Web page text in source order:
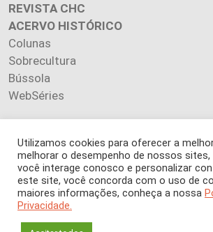
REVISTA CHC
ACERVO HISTÓRICO
Colunas
Sobrecultura
Bússola
WebSéries
Copyright 2026 INSTITUTO CIÊNCIA
reservados.
Os artigos publicados na revista refletem
É proibida a reprodução, integral ou parcial,
Utilizamos cookies para oferecer a
melhorar o desempenho de nossos
você interage conosco e personalizar
este site, você concorda com o uso de
maiores informações, conheça a nossa
Privacidade.